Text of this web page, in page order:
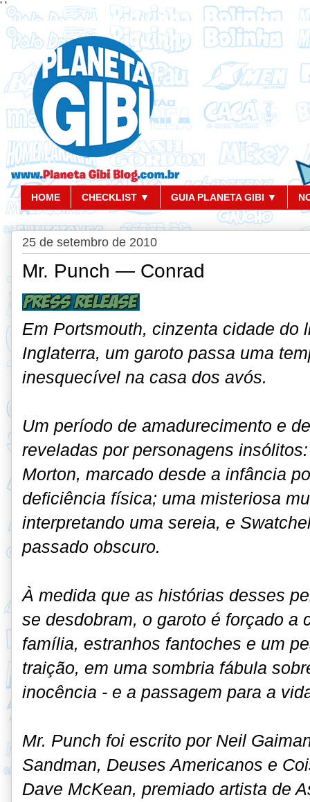
' '
HOME CHECKLIST ▼ GUIA PLANETA GIBI ▼
25 de setembro de 2010
Mr. Punch — Conrad
Em Portsmouth, cinzenta cidade do
Inglaterra, um garoto passa uma
inesquecível na casa dos avós.
Um período de amadurecimento e
reveladas por personagens
Morton, marcado desde a infância
deficiência física; uma misteriosa
interpretando uma sereia, e
passado obscuro.
À medida que as histórias desses
se desdobram, o garoto é forçado a
família, estranhos fantoches e um
traição, em uma sombria fábula
inocência - e a passagem para a
Mr. Punch foi escrito por Neil
Sandman, Deuses Americanos e
Dave McKean, premiado artista de